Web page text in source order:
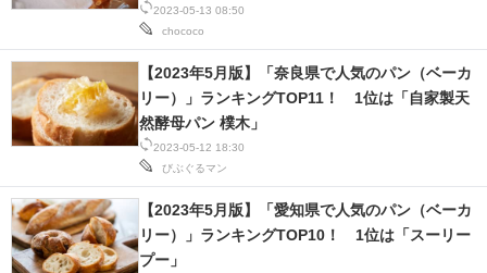
2023-05-13 08:50
chococo
2023-05-12 18:30
びぶぐるマン
【2023年5月版】「奈良県で人気のパン（ベーカ
リー）」ランキングTOP11！ 1位は「自家製天
然酵母パン 樸木」
【2023年5月版】「愛知県で人気のパン（ベーカ
リー）」ランキングTOP10！ 1位は「スーリー
プー」